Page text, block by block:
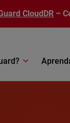
CloudDR –